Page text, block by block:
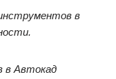
в
в Автокад